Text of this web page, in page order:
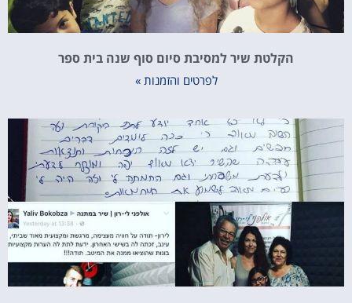
הקלטת שיר למסיבת סיום סוף שנה בית ספר
לפרטים והזמנות »